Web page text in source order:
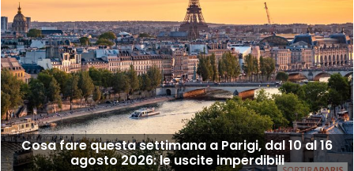
Cosa fare questa settimana a Parigi, dal 10 al 16
agosto 2026: le uscite imperdibili